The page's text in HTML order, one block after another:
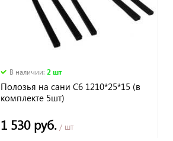
В наличии: 2 шт
Полозья на сани С6 1210*25*15 (в
комплекте 5шт)
1 530 руб./ шт